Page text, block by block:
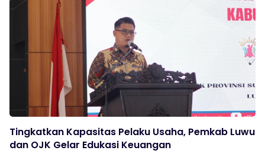
Tingkatkan Kapasitas Pelaku Usaha, Pemkab Luwu
dan OJK Gelar Edukasi Keuangan